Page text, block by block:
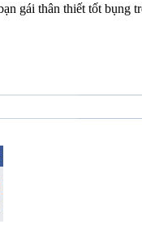
gái thân thiết tốt